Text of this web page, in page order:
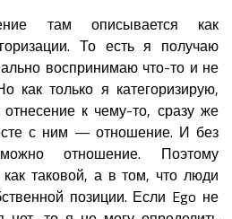
там описывается как
То есть я получаю
воспринимаю что-то и не
как только я категоризирую,
отнесение к чему-то, сразу же
с ним — отношение. И без
отношение. Поэтому
таковой, а в том, что люди
позиции. Если Ego не